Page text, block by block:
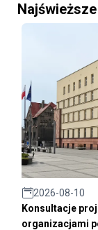
2026-08-10
Konsultacje
organizacjami